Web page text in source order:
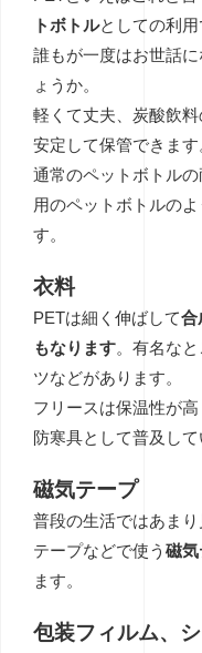
トボトルとしての利用
誰もが一度はお世話
ょうか。
軽くて丈夫、炭酸飲
安定して保管できます
通常のペットボトル
用のペットボトルの
す。
衣料
PETは細く伸ばして合
もなります。有名な
ツなどがあります。
フリースは保温性が
防寒具として普及して
磁気テープ
普段の生活ではあま
テープなどで使う 磁
ます。
包装フィルム、